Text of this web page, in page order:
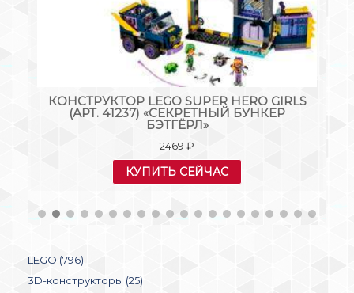
КОНСТРУКТОР LEGO SUPER HERO GIRLS
(АРТ. 41237) «СЕКРЕТНЫЙ БУНКЕР
БЭТГЁРЛ»
2469 ₽
КУПИТЬ СЕЙЧАС
LEGO (796)
3D-конструкторы (25)